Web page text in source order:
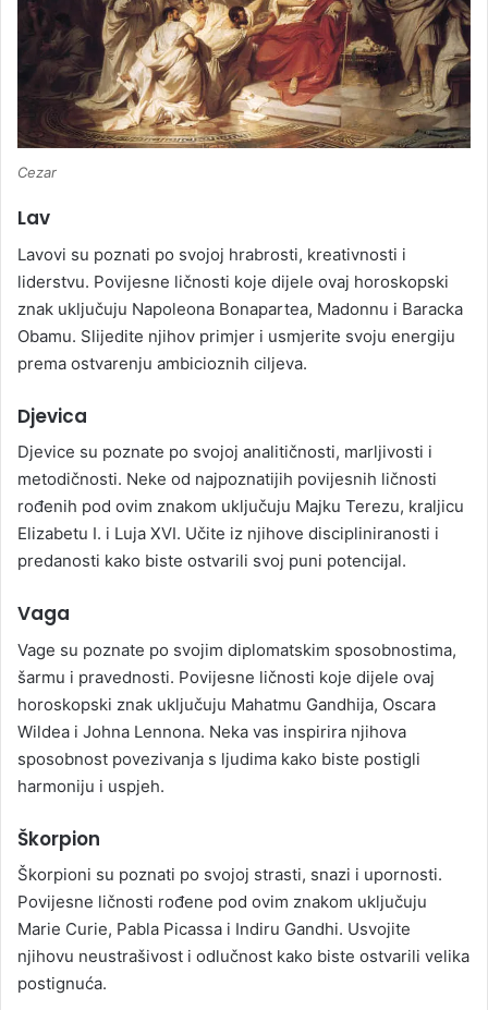
Cezar
Lav
Lavovi su poznati po svojoj hrabrosti, kreativnosti i
liderstvu. Povijesne ličnosti koje dijele ovaj horoskopski
znak uključuju Napoleona Bonapartea, Madonnu i Baracka
Obamu. Slijedite njihov primjer i usmjerite svoju energiju
prema ostvarenju ambicioznih ciljeva.
Djevica
Djevice su poznate po svojoj analitičnosti, marljivosti i
metodičnosti. Neke od najpoznatijih povijesnih ličnosti
rođenih pod ovim znakom uključuju Majku Terezu, kraljicu
Elizabetu I. i Luja XVI. Učite iz njihove discipliniranosti i
predanosti kako biste ostvarili svoj puni potencijal.
Vaga
Vage su poznate po svojim diplomatskim sposobnostima,
šarmu i pravednosti. Povijesne ličnosti koje dijele ovaj
horoskopski znak uključuju Mahatmu Gandhija, Oscara
Wildea i Johna Lennona. Neka vas inspirira njihova
sposobnost povezivanja s ljudima kako biste postigli
harmoniju i uspjeh.
Škorpion
Škorpioni su poznati po svojoj strasti, snazi i upornosti.
Povijesne ličnosti rođene pod ovim znakom uključuju
Marie Curie, Pabla Picassa i Indiru Gandhi. Usvojite
njihovu neustrašivost i odlučnost kako biste ostvarili velika
postignuća.